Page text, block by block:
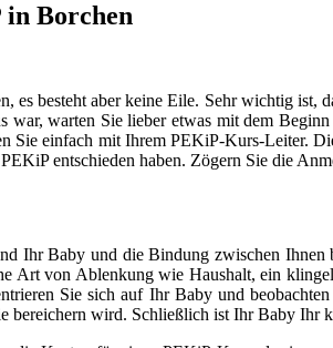
Borchen
es besteht aber keine Eile. Sehr wichtig
warten Sie lieber etwas mit dem
Sie einfach mit Ihrem PEKiP-Kurs-Leiter.
entschieden haben. Zögern Sie die
Ihr Baby und die Bindung zwischen
Art von Ablenkung wie Haushalt, ein
Sie sich auf Ihr Baby und
bereichern wird. Schließlich ist Ihr Baby